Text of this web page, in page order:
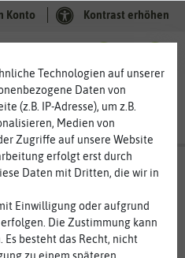
Konto Kontrast erhöhen
Technologien auf unserer
Daten von
(z.B. IP-Adresse), um z.B.
Medien von
Zugriffe auf unsere Website
erfolgt erst durch
Daten mit Dritten, die wir in
Einwilligung oder aufgrund
Die Zustimmung kann
besteht das Recht, nicht
zu einem späteren